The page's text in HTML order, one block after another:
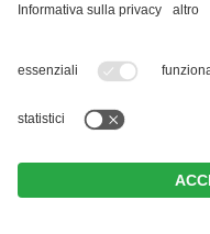
Dolomiti, Patrimonio
Nonostante il lavoro accurato e
possono verificare errori. Non
tutte le informazioni.
Per motivi di sicurezza, si prega